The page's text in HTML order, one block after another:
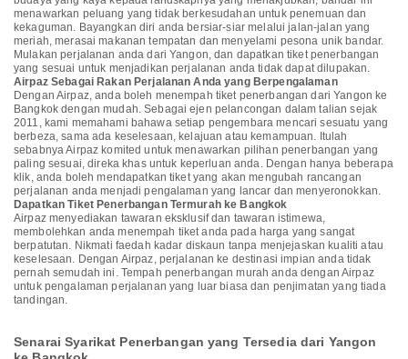
menawarkan peluang yang tidak berkesudahan untuk penemuan dan
kekaguman. Bayangkan diri anda bersiar-siar melalui jalan-jalan yang
meriah, merasai makanan tempatan dan menyelami pesona unik bandar.
Mulakan perjalanan anda dari Yangon, dan dapatkan tiket penerbangan
yang sesuai untuk menjadikan perjalanan anda tidak dapat dilupakan.
Airpaz Sebagai Rakan Perjalanan Anda yang Berpengalaman
Dengan Airpaz, anda boleh menempah tiket penerbangan dari Yangon ke
Bangkok dengan mudah. Sebagai ejen pelancongan dalam talian sejak
2011, kami memahami bahawa setiap pengembara mencari sesuatu yang
berbeza, sama ada keselesaan, kelajuan atau kemampuan. Itulah
sebabnya Airpaz komited untuk menawarkan pilihan penerbangan yang
paling sesuai, direka khas untuk keperluan anda. Dengan hanya beberapa
klik, anda boleh mendapatkan tiket yang akan mengubah rancangan
perjalanan anda menjadi pengalaman yang lancar dan menyeronokkan.
Dapatkan Tiket Penerbangan Termurah ke Bangkok
Airpaz menyediakan tawaran eksklusif dan tawaran istimewa,
membolehkan anda menempah tiket anda pada harga yang sangat
berpatutan. Nikmati faedah kadar diskaun tanpa menjejaskan kualiti atau
keselesaan. Dengan Airpaz, perjalanan ke destinasi impian anda tidak
pernah semudah ini. Tempah penerbangan murah anda dengan Airpaz
untuk pengalaman perjalanan yang luar biasa dan penjimatan yang tiada
tandingan.
Senarai Syarikat Penerbangan yang Tersedia dari Yangon